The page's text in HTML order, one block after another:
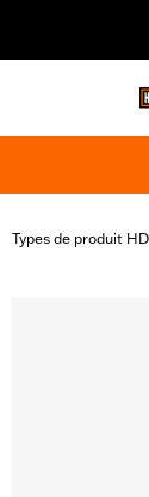
Types de produit HD